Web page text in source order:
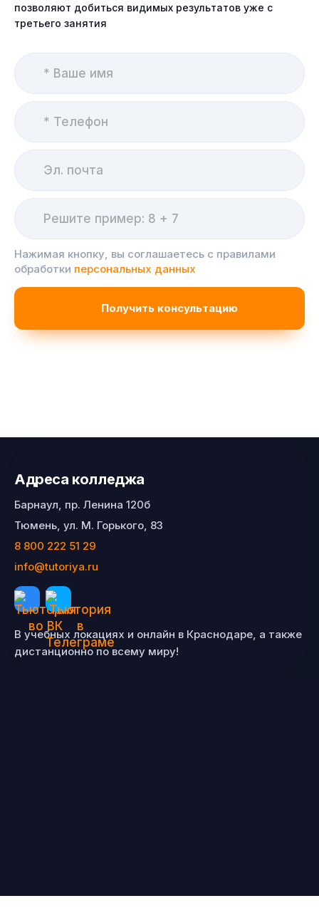
Адреса колледжа
Барнаул, пр. Ленина 120б
Тюмень, ул. М. Горького, 83
8 800 222 51 29
info@tutoriya.ru
В учебных локациях и онлайн в Краснодаре, а также
дистанционно по всему миру!
позволяют добиться видимых результатов уже с
третьего занятия
Нажимая кнопку, вы соглашаетесь с правилами
обработки персональных данных